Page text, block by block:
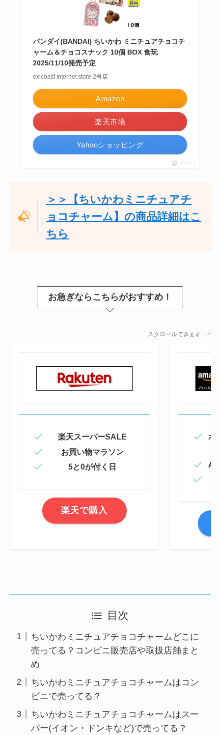
バンダイ(BANDAI) ちいかわ ミニチュアチョコチ
ャーム＆チョコスナック 10個 BOX 食玩
2025/11/10発売予定
exicoast Internet store 2号店
Amazon
楽天市場
Yahooショッピング
ポチップ
＞＞【ちいかわミニチュアチ
ョコチャーム】の商品詳細はこ
ちら
お急ぎならこちらがおすすめ！
スクロールできます
楽天スーパーSALE
お買い物マラソン
5と0が付く日
楽天で購入
ポ
目次
ちいかわミニチュアチョコチャームどこに
売ってる？コンビニ販売店や取扱店舗まと
め
ちいかわミニチュアチョコチャームはコン
ビニで売ってる？
ちいかわミニチュアチョコチャームはスー
パー(イオン・ドンキなど)で売ってる？